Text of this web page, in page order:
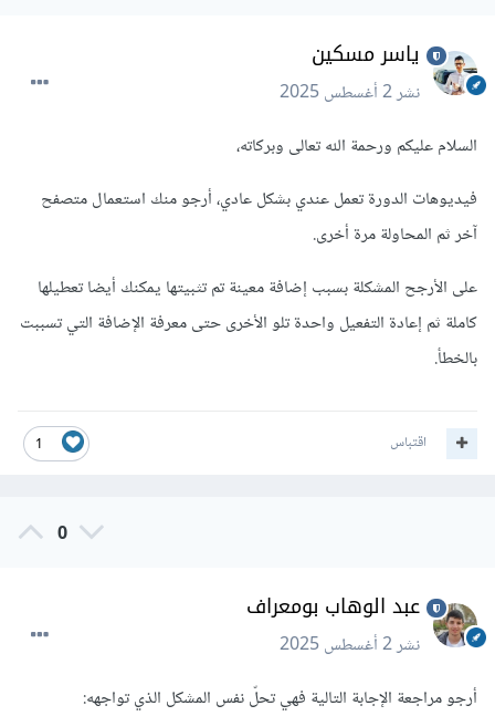
ياسر مسكين
نشر2 أغسطس 2025
السلام عليكم ورحمة الله تعالى وبركاته،
فيديوهات الدورة تعمل عندي بشكل عادي، أرجو منك استعمال متصفح
آخر ثم المحاولة مرة أخرى.
على الأرجح المشكلة بسبب إضافة معينة تم تثبيتها يمكنك أيضا تعطيلها
كاملة ثم إعادة التفعيل واحدة تلو الأخرى حتى معرفة الإضافة التي تسببت
بالخطأ.
1 اقتباس
0
عبد الوهاب بومعراف
نشر2 أغسطس 2025
أرجو مراجعة الإجابة التالية فهي تحلّ نفس المشكل الذي تواجهه: